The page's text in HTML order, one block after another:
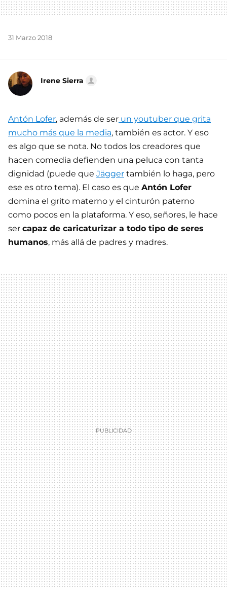
31 Marzo 2018
Irene Sierra
Antón Lofer, además de ser un youtuber que grita
mucho más que la media, también es actor. Y eso
es algo que se nota. No todos los creadores que
hacen comedia defienden una peluca con tanta
dignidad (puede que Jägger también lo haga, pero
ese es otro tema). El caso es que Antón Lofer
domina el grito materno y el cinturón paterno
como pocos en la plataforma. Y eso, señores, le hace
ser capaz de caricaturizar a todo tipo de seres
humanos, más allá de padres y madres.